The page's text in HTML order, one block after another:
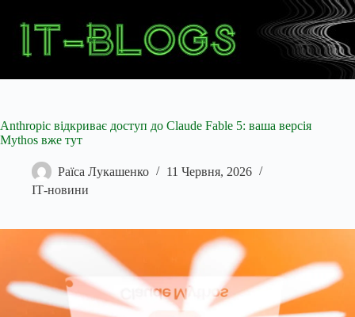
Anthropic відкриває доступ до Claude Fable 5: ваша версія
Mythos вже тут
Раїса Лукашенко
11 Червня, 2026
ІТ-новини